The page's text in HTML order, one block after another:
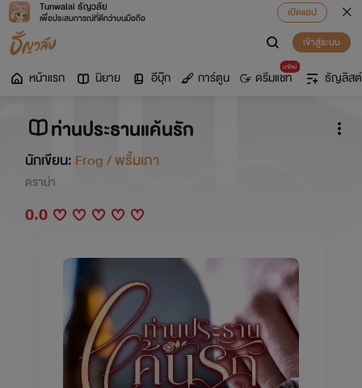
Tunwalai ธัญวลัย
เพื่อประสบการณ์ที่ดีกว่าบนมือถือ
เปิดแอป
เข้าสู่ระบบ
หน้าแรก นิยาย อีบุ๊ก การ์ตูน
มาใหม่
ดรีมแชท ธัญลิสต์
ท่านประธานแค้นรัก
นักเขียน: Frog / พริ้มเภา
ดราม่า
0.0